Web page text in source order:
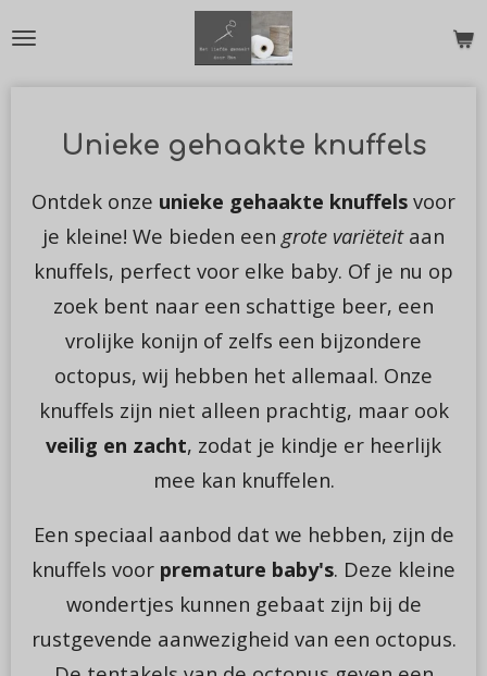
Ga
Unieke gehaakte knuffels
Ontdek onze unieke gehaakte knuffels voor
je kleine! We bieden een grote variëteitaan
knuffels, perfect voor elke baby. Of je nu op
zoek bent naar een schattige beer, een
vrolijke konijn of zelfs een bijzondere
octopus, wij hebben het allemaal. Onze
knuffels zijn niet alleen prachtig, maar ook
veilig en zacht, zodat je kindje er heerlijk
mee kan knuffelen.
Een speciaal aanbod dat we hebben, zijn de
knuffels voor premature baby's. Deze kleine
wondertjes kunnen gebaat zijn bij de
rustgevende aanwezigheid van een octopus.